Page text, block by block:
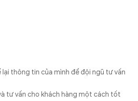
lại thông tin của mình để đội ngũ tư vấn
tư vấn cho khách hàng một cách tốt